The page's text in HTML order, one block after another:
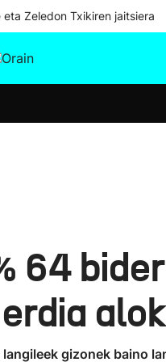
eta Zeledon Txikiren jaitsiera
64
gizonek baino